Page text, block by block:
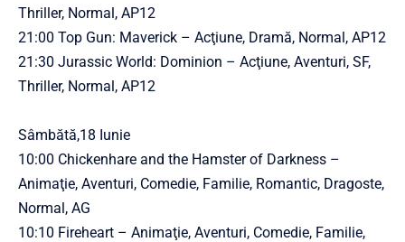
Thriller, Normal, AP12
21:00 Top Gun: Maverick – Acţiune, Dramă, Normal, AP12
21:30 Jurassic World: Dominion – Acţiune, Aventuri, SF,
Thriller, Normal, AP12
Sâmbătă,18 Iunie
10:00 Chickenhare and the Hamster of Darkness –
Animaţie, Aventuri, Comedie, Familie, Romantic, Dragoste,
Normal, AG
10:10 Fireheart – Animaţie, Aventuri, Comedie, Familie,